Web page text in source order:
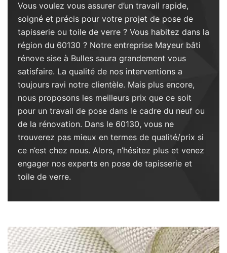
Vous voulez vous assurer d’un travail rapide,
soigné et précis pour votre projet de pose de
tapisserie ou toile de verre ? Vous habitez dans la
région du 60130 ? Notre entreprise Mayeur bâti
rénove sise à Bulles saura grandement vous
satisfaire. La qualité de nos interventions a
toujours ravi notre clientèle. Mais plus encore,
nous proposons les meilleurs prix que ce soit
pour un travail de pose dans le cadre du neuf ou
de la rénovation. Dans le 60130, vous ne
trouverez pas mieux en termes de qualité/prix si
ce n’est chez nous. Alors, n’hésitez plus et venez
engager nos experts en pose de tapisserie et
toile de verre.